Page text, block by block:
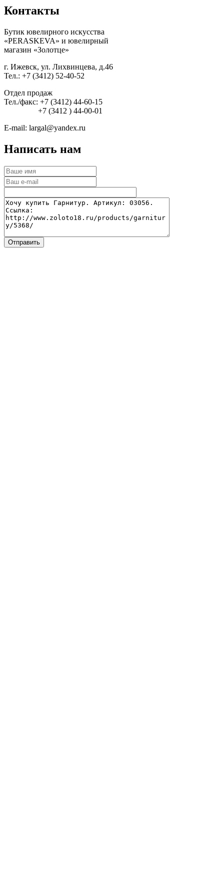
Контакты
Бутик ювелирного искусства
«PERASKEVA» и ювелирный
магазин «Золотце»
г. Ижевск, ул. Лихвинцева, д.46
Тел.: +7 (3412) 52-40-52
Отдел продаж
Тел./факс: +7 (3412) 44-60-15
+7 (3412 ) 44-00-01
E-mail: largal@yandex.ru
Написать нам